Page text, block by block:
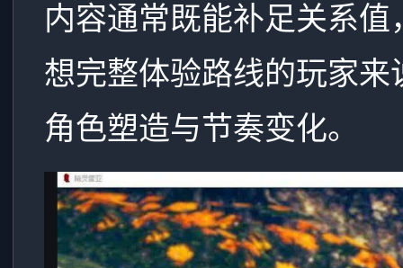
内容通常既能补足关系
想完整体验路线的玩家
角色塑造与节奏变化。